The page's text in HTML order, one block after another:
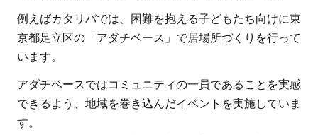
募金
5.1.2
5.1.3
継続寄
例えばカタリバでは、困難を抱える子どもたち向けに東
京都足立区の「アダチベース」で居場所づくりを行って
います。
アダチベースではコミュニティの一員であることを実感
できるよう、地域を巻き込んだイベントを実施していま
す。